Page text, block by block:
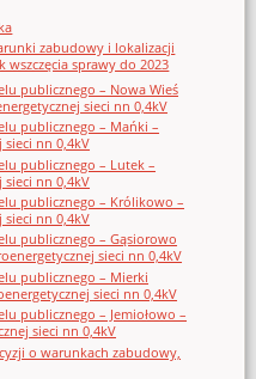
zabudowy i lokalizacji
sprawy do 2023
publicznego – Nowa Wieś
sieci nn 0,4kV
publicznego – Mańki –
nn 0,4kV
publicznego – Lutek –
nn 0,4kV
publicznego – Królikowo –
nn 0,4kV
publicznego – Gąsiorowo
sieci nn 0,4kV
publicznego – Mierki
sieci nn 0,4kV
publicznego – Jemiołowo –
sieci nn 0,4kV
o warunkach zabudowy,